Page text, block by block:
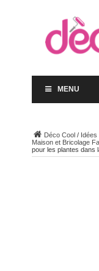
MENU
Déco Cool/ Idées
Maison et Bricolage
pour les plantes dans